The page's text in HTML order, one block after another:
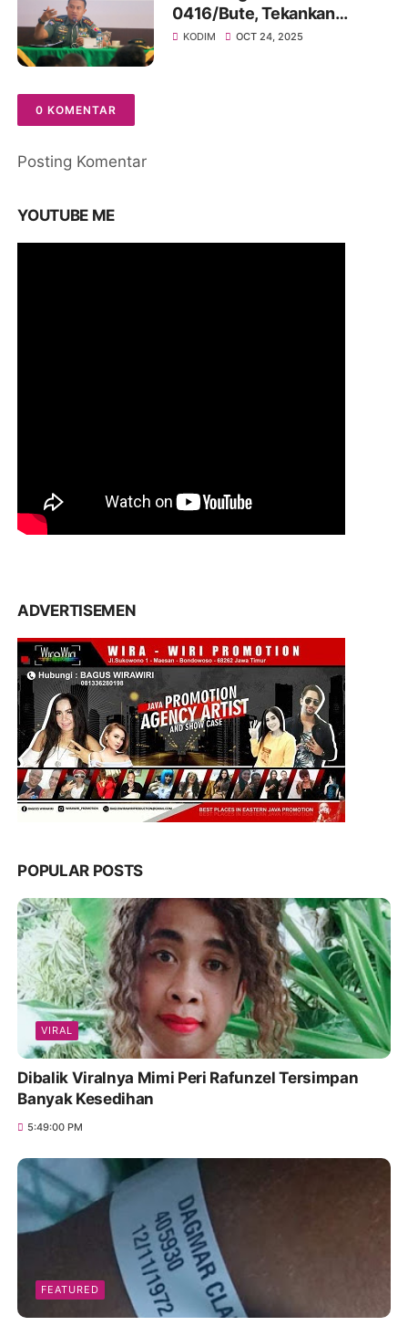
0416/Bute, Tekankan
Profesionalisme, Rasa
KODIM OCT 24, 2025
0 KOMENTAR
Posting Komentar
YOUTUBE ME
ADVERTISEMEN
POPULAR POSTS
VIRAL
Dibalik Viralnya Mimi Peri Rafunzel Tersimpan
Banyak Kesedihan
5:49:00 PM
FEATURED